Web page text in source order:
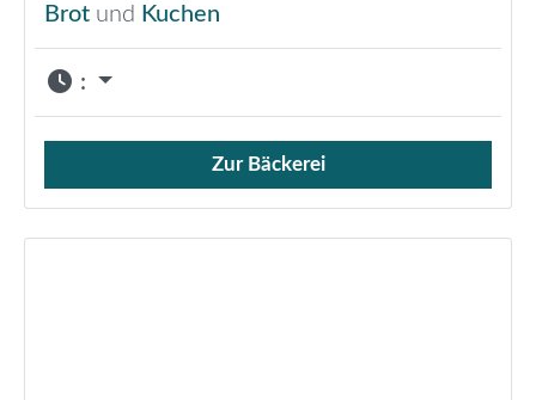
Brot und Kuchen
:
Verkauf von Brötchen,
Zur Bäckerei